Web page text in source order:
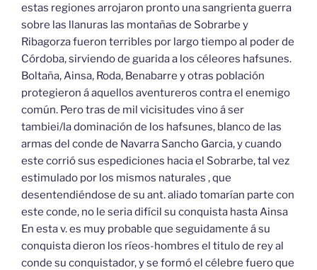
estas regiones arrojaron pronto una sangrienta guerra
sobre las llanuras las montañas de Sobrarbe y
Ribagorza fueron terribles por largo tiempo al poder de
Córdoba, sirviendo de guarida a los céleores hafsunes.
Boltaña, Ainsa, Roda, Benabarre y otras población
protegieron á aquellos aventureros contra el enemigo
común. Pero tras de mil vicisitudes vino á ser
tambiei/la dominación de los hafsunes, blanco de las
armas del conde de Navarra Sancho Garcia, y cuando
este corrió sus espediciones hacia el Sobrarbe, tal vez
estimulado por los mismos naturales , que
desentendiéndose de su ant. aliado tomarían parte con
este conde, no le seria difícil su conquista hasta Ainsa
En esta v. es muy probable que seguidamente á su
conquista dieron los ríeos-hombres el titulo de rey al
conde su conquistador, y se formó el célebre fuero que